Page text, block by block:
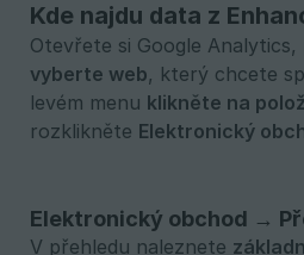
Kde najdu data z
Otevřete si Google Analytics,
vyberte web, který chcete
levém menu klikněte na
rozklikněte Elektronický
Elektronický obchod →
V přehledu naleznete